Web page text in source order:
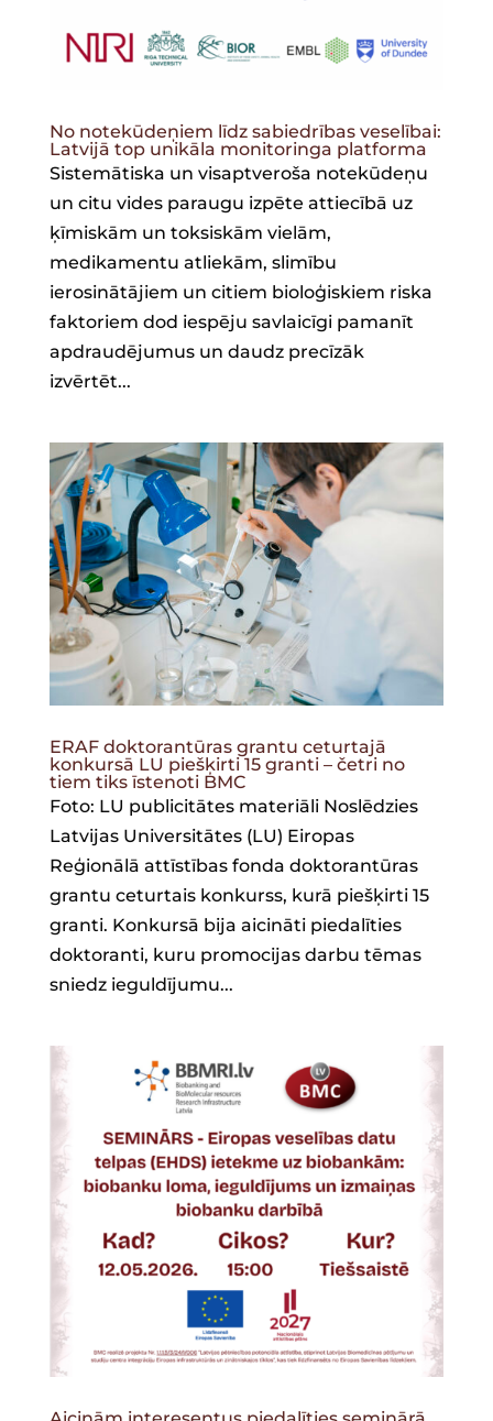
No notekūdeņiem līdz sabiedrības veselībai:
Latvijā top unikāla monitoringa platforma
Sistemātiska un visaptveroša notekūdeņu
un citu vides paraugu izpēte attiecībā uz
ķīmiskām un toksiskām vielām,
medikamentu atliekām, slimību
ierosinātājiem un citiem bioloģiskiem riska
faktoriem dod iespēju savlaicīgi pamanīt
apdraudējumus un daudz precīzāk
izvērtēt...
ERAF doktorantūras grantu ceturtajā
konkursā LU piešķirti 15 granti – četri no
tiem tiks īstenoti BMC
Foto: LU publicitātes materiāli Noslēdzies
Latvijas Universitātes (LU) Eiropas
Reģionālā attīstības fonda doktorantūras
grantu ceturtais konkurss, kurā piešķirti 15
granti. Konkursā bija aicināti piedalīties
doktoranti, kuru promocijas darbu tēmas
sniedz ieguldījumu...